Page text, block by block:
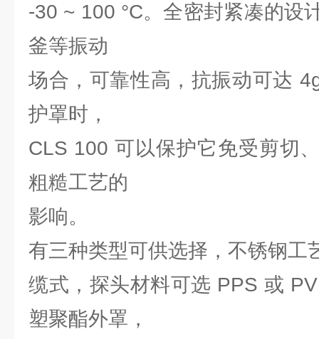
-30 ~ 100 °C。全密封紧凑的设
釜等振动
场合，可靠性高，抗振动可达
护罩时，
CLS 100 可以保护它免受剪切
粗糙工艺的
影响。
有三种类型可供选择，不锈钢工
缆式，探头材料可选 PPS 或
塑聚酯外罩，